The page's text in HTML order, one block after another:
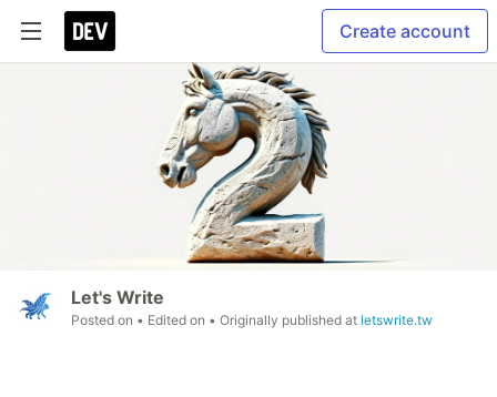
Create account
Let's Write
Posted on • Edited on • Originally published at letswrite.tw